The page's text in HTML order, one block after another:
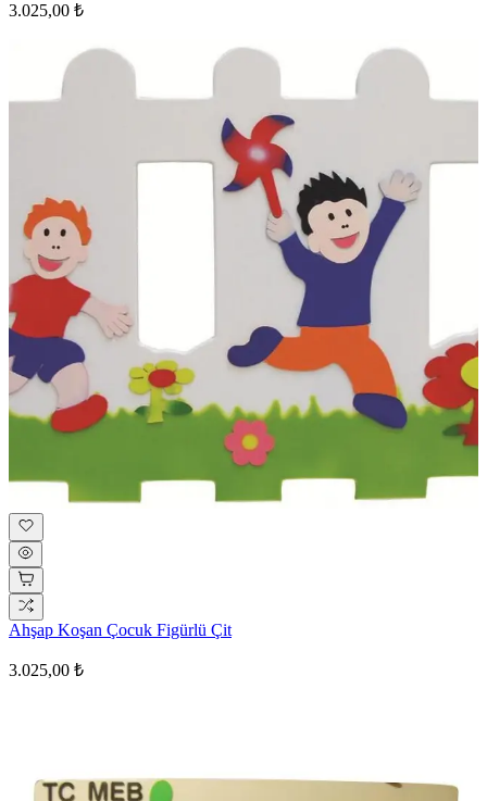
3.025,00 ₺
Ahşap Koşan Çocuk Figürlü Çit
3.025,00 ₺